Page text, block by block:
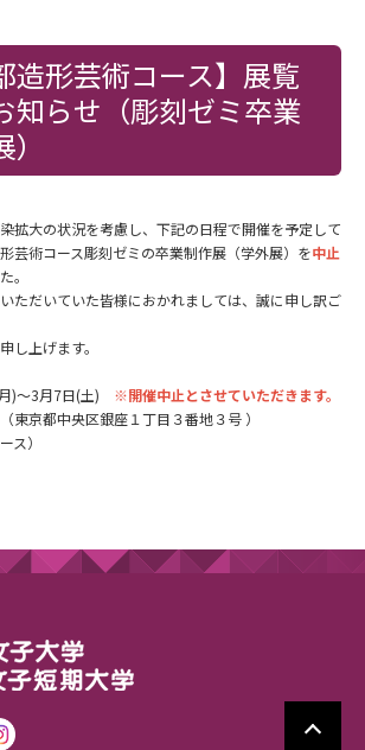
造形芸術コース】展覧
知らせ（彫刻ゼミ卒業
拡大の状況を考慮し、下記の日程で開催を予定して
芸術コース彫刻ゼミの卒業制作展（学外展）を中止
。
ただいていた皆様におかれましては、誠に申し訳ご
し上げます。
)～3月7日(土) ※開催中止とさせていただきます。
東京都中央区銀座１丁目３番地３号 ）
ス）